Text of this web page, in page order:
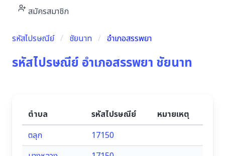
สมัครสมาชิก
รหัสไปรษณีย์ ชัยนาท อำเภอสรรพยา
รหัสไปรษณีย์ อำเภอสรรพยา ชัยนาท
ตำบล รหัสไปรษณีย์
หมายเหตุ
ตลุก
17150